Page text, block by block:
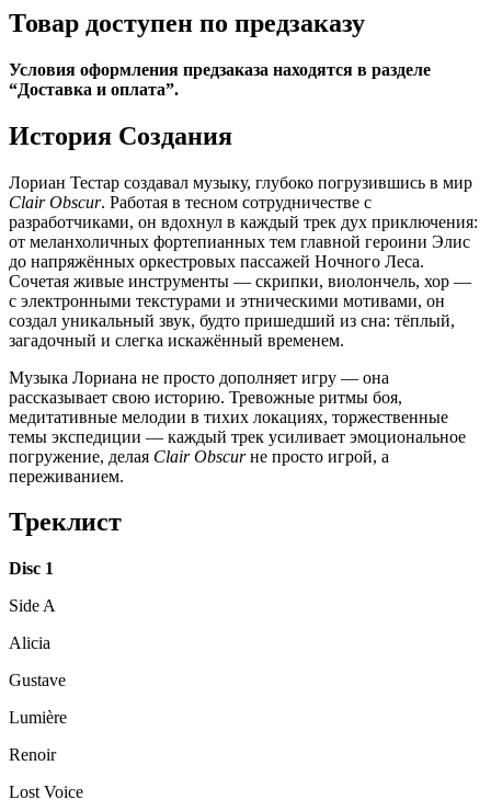
Товар доступен по предзаказу
Условия оформления предзаказа находятся в разделе
“Доставка и оплата”.
История Создания
Лориан Тестар создавал музыку, глубоко погрузившись в мир
Clair Obscur. Работая в тесном сотрудничестве с
разработчиками, он вдохнул в каждый трек дух приключения:
от меланхоличных фортепианных тем главной героини Элис
до напряжённых оркестровых пассажей Ночного Леса.
Сочетая живые инструменты — скрипки, виолончель, хор —
с электронными текстурами и этническими мотивами, он
создал уникальный звук, будто пришедший из сна: тёплый,
загадочный и слегка искажённый временем.
Музыка Лориана не просто дополняет игру — она
рассказывает свою историю. Тревожные ритмы боя,
медитативные мелодии в тихих локациях, торжественные
темы экспедиции — каждый трек усиливает эмоциональное
погружение, делая Clair Obscurне просто игрой, а
переживанием.
Треклист
Disc 1
Side A
Alicia
Gustave
Lumière
Renoir
Lost Voice